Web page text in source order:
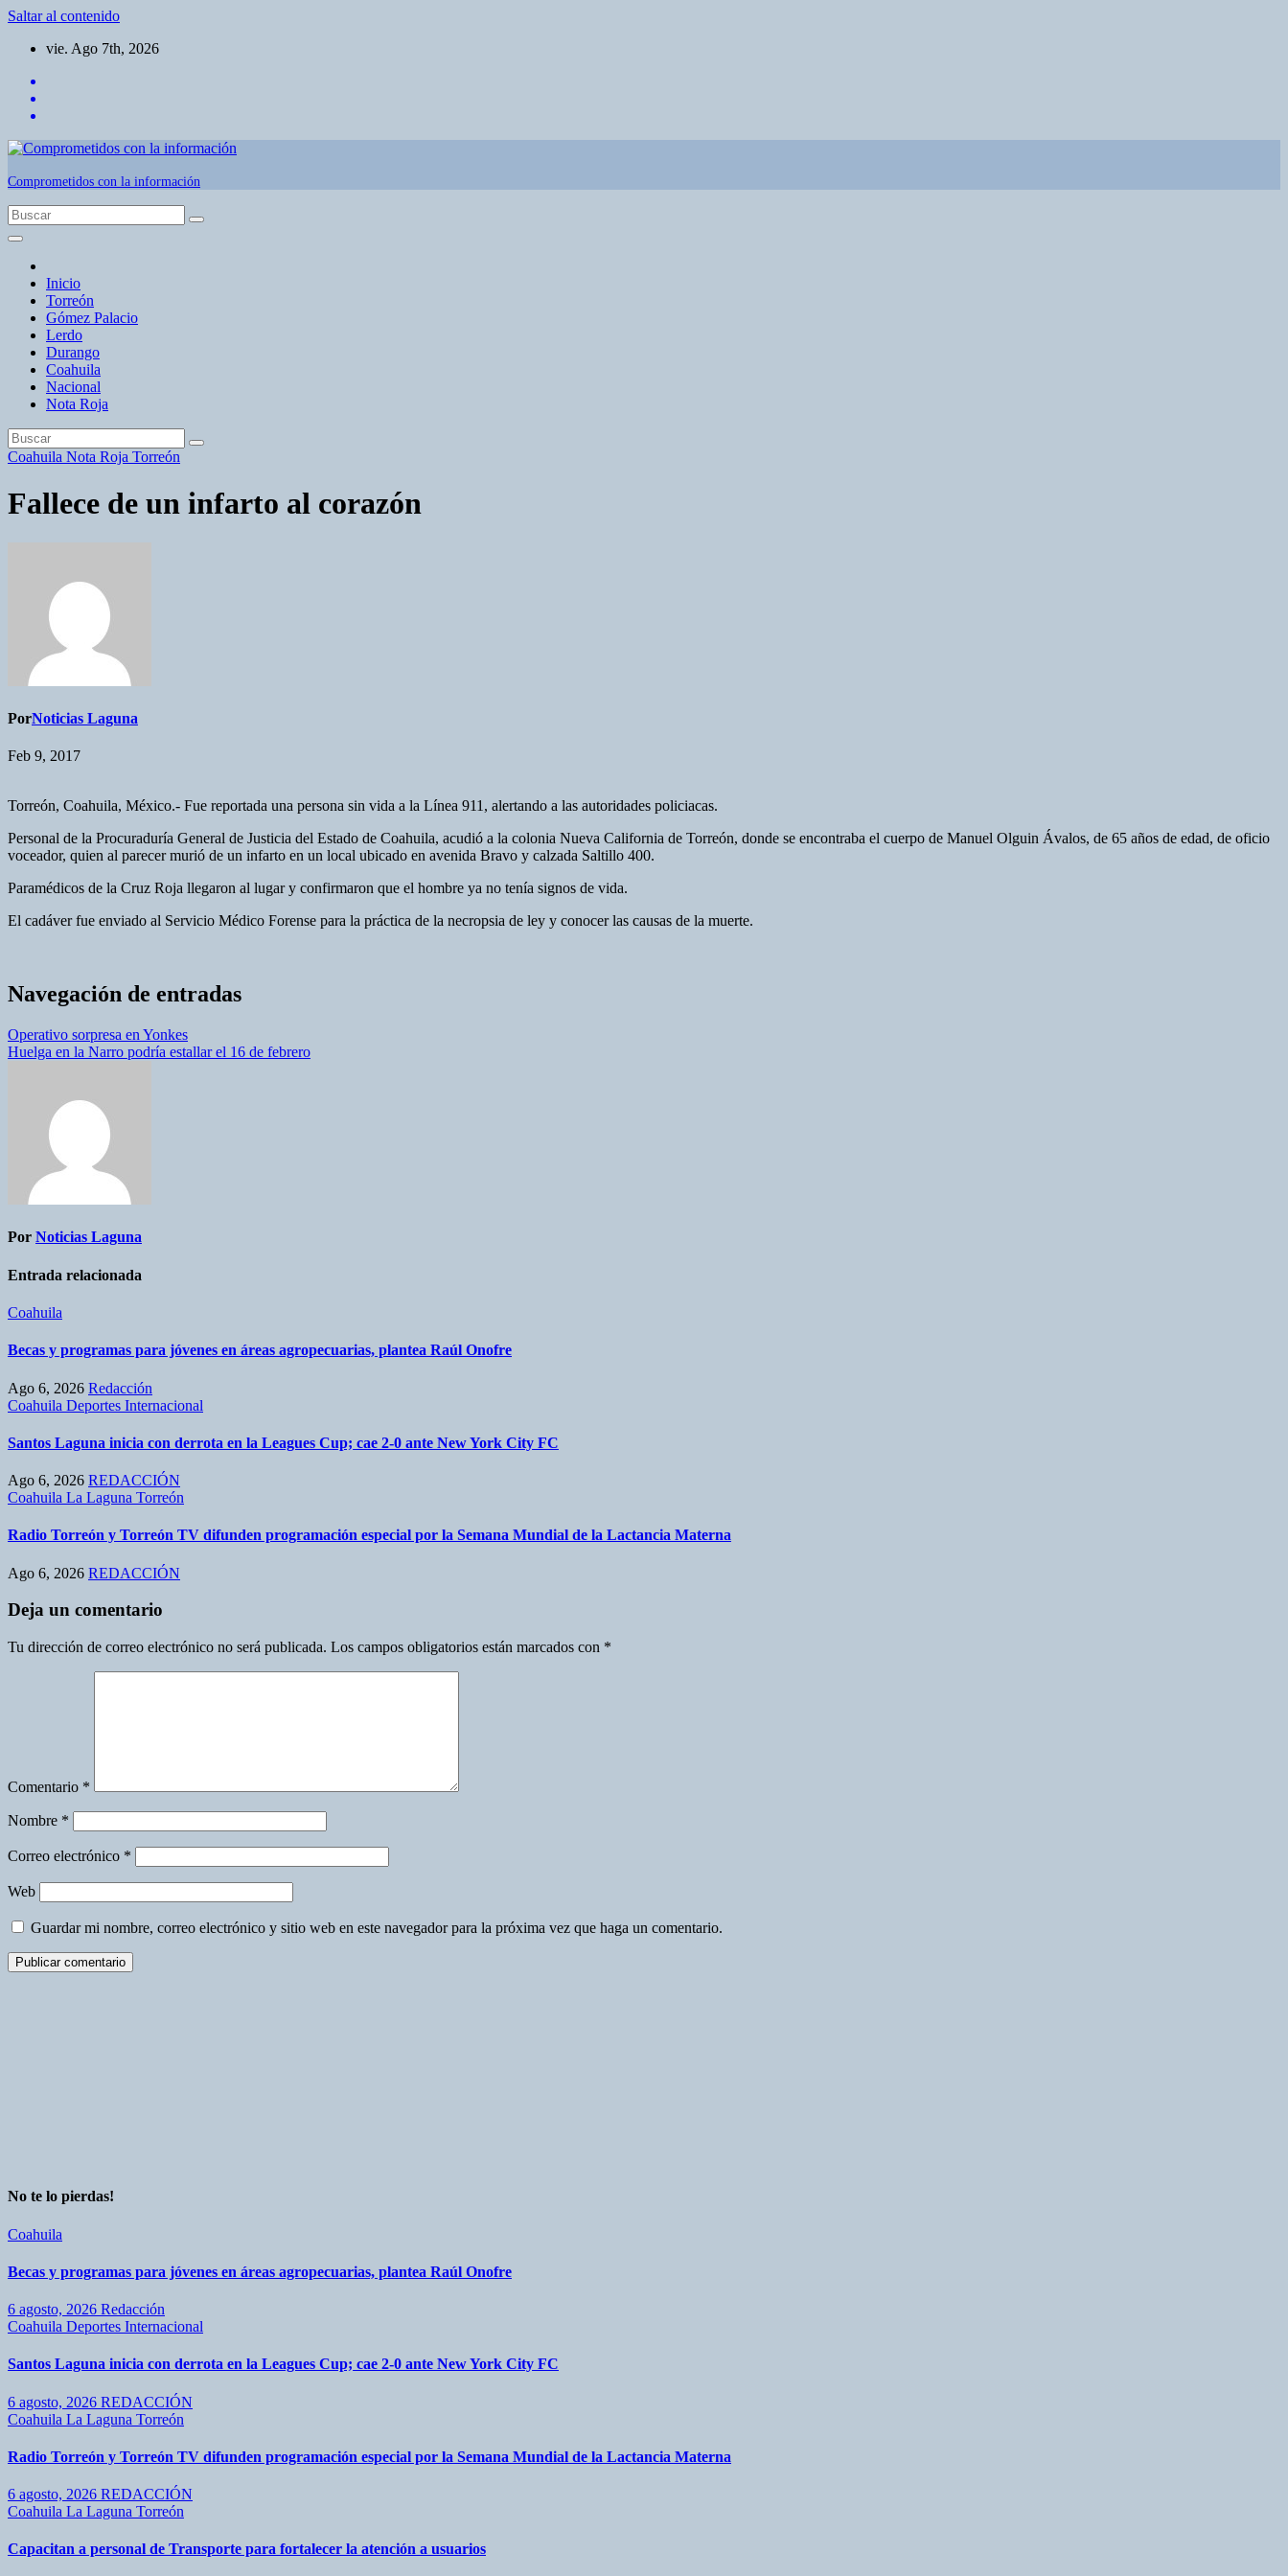
Saltar al contenido
vie. Ago 7th, 2026
Comprometidos con la información
Inicio
Torreón
Gómez Palacio
Lerdo
Durango
Coahuila
Nacional
Nota Roja
Coahuila Nota Roja Torreón
Fallece de un infarto al corazón
PorNoticias Laguna
Feb 9, 2017
Torreón, Coahuila, México.- Fue reportada una persona sin vida a la Línea 911, alertando a las autoridades policiacas.
Personal de la Procuraduría General de Justicia del Estado de Coahuila, acudió a la colonia Nueva California de Torreón, donde se encontraba el cuerpo de Manuel Olguin Ávalos, de 65 años de edad, de oficio
voceador, quien al parecer murió de un infarto en un local ubicado en avenida Bravo y calzada Saltillo 400.
Paramédicos de la Cruz Roja llegaron al lugar y confirmaron que el hombre ya no tenía signos de vida.
El cadáver fue enviado al Servicio Médico Forense para la práctica de la necropsia de ley y conocer las causas de la muerte.
Navegación de entradas
Operativo sorpresa en Yonkes
Huelga en la Narro podría estallar el 16 de febrero
Por Noticias Laguna
Entrada relacionada
Coahuila
Becas y programas para jóvenes en áreas agropecuarias, plantea Raúl Onofre
Ago 6, 2026 Redacción
Coahuila Deportes Internacional
Santos Laguna inicia con derrota en la Leagues Cup; cae 2-0 ante New York City FC
Ago 6, 2026 REDACCIÓN
Coahuila La Laguna Torreón
Radio Torreón y Torreón TV difunden programación especial por la Semana Mundial de la Lactancia Materna
Ago 6, 2026 REDACCIÓN
Deja un comentario
Tu dirección de correo electrónico no será publicada. Los campos obligatorios están marcados con *
Comentario *
Nombre *
Correo electrónico *
Web
Guardar mi nombre, correo electrónico y sitio web en este navegador para la próxima vez que haga un comentario.
No te lo pierdas!
Coahuila
Becas y programas para jóvenes en áreas agropecuarias, plantea Raúl Onofre
6 agosto, 2026 Redacción
Coahuila Deportes Internacional
Santos Laguna inicia con derrota en la Leagues Cup; cae 2-0 ante New York City FC
6 agosto, 2026 REDACCIÓN
Coahuila La Laguna Torreón
Radio Torreón y Torreón TV difunden programación especial por la Semana Mundial de la Lactancia Materna
6 agosto, 2026 REDACCIÓN
Coahuila La Laguna Torreón
Capacitan a personal de Transporte para fortalecer la atención a usuarios